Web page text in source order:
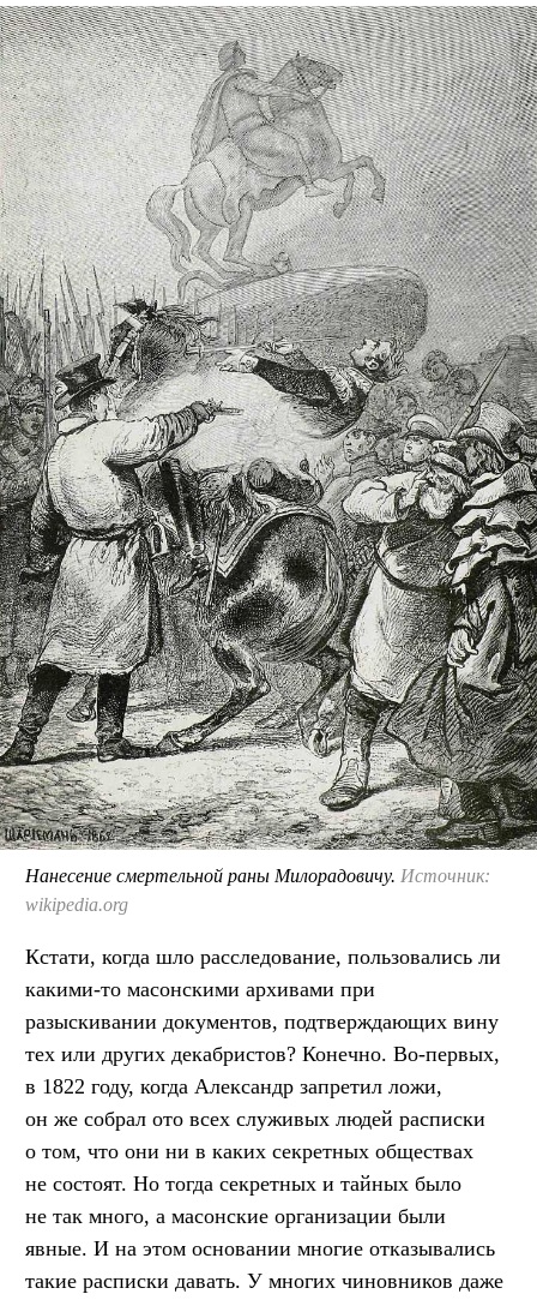
Нанесение смертельной раны Милорадовичу. Источник:
wikipedia.org
Кстати, когда шло расследование, пользовались ли
какими-то масонскими архивами при
разыскивании документов, подтверждающих вину
тех или других декабристов? Конечно. Во-первых,
в 1822 году, когда Александр запретил ложи,
он же собрал ото всех служивых людей расписки
о том, что они ни в каких секретных обществах
не состоят. Но тогда секретных и тайных было
не так много, а масонские организации были
явные. И на этом основании многие отказывались
такие расписки давать. У многих чиновников даже